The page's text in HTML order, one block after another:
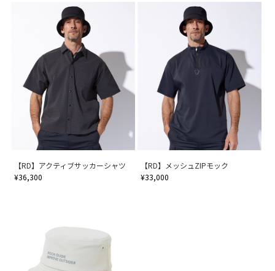
【RD】アクティブサッカーシャツ
¥36,300
【RD】メッシュZIPモック
¥33,000